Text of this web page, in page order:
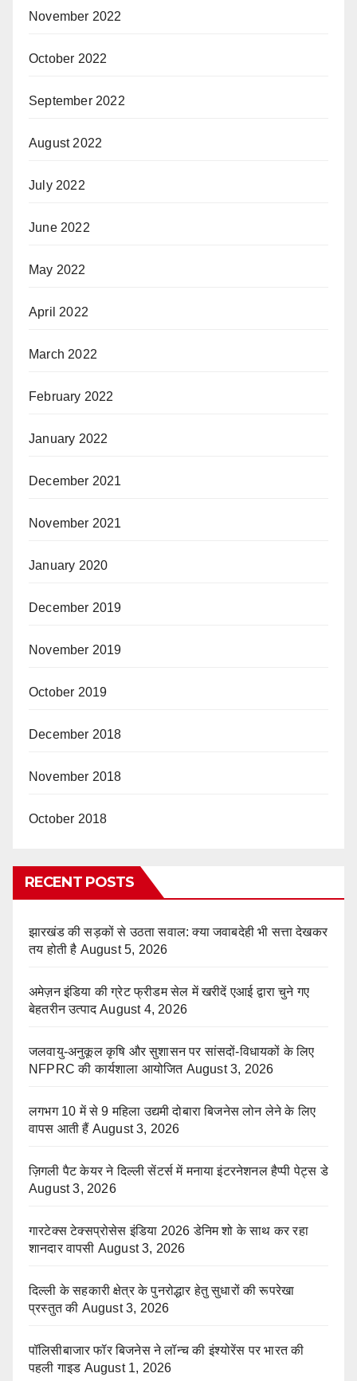
November 2022
October 2022
September 2022
August 2022
July 2022
June 2022
May 2022
April 2022
March 2022
February 2022
January 2022
December 2021
November 2021
January 2020
December 2019
November 2019
October 2019
December 2018
November 2018
October 2018
RECENT POSTS
झारखंड की सड़कों से उठता सवाल: क्या जवाबदेही भी सत्ता देखकर
तय होती है August 5, 2026
अमेज़न इंडिया की ग्रेट फ्रीडम सेल में खरीदें एआई द्वारा चुने गए
बेहतरीन उत्पाद August 4, 2026
जलवायु-अनुकूल कृषि और सुशासन पर सांसदों-विधायकों के लिए
NFPRC की कार्यशाला आयोजित August 3, 2026
लगभग 10 में से 9 महिला उद्यमी दोबारा बिजनेस लोन लेने के लिए
वापस आती हैं August 3, 2026
ज़िगली पैट केयर ने दिल्ली सेंटर्स में मनाया इंटरनेशनल हैप्पी पेट्स डे
August 3, 2026
गारटेक्स टेक्सप्रोसेस इंडिया 2026 डेनिम शो के साथ कर रहा
शानदार वापसी August 3, 2026
दिल्ली के सहकारी क्षेत्र के पुनरोद्धार हेतु सुधारों की रूपरेखा
प्रस्तुत की August 3, 2026
पॉलिसीबाजार फॉर बिजनेस ने लॉन्च की इंश्योरेंस पर भारत की
पहली गाइड August 1, 2026